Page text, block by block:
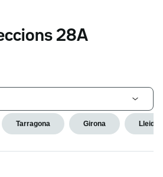
28A
Tarragona Girona Lleida